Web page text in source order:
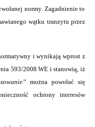
normy. Zagadnienie to
wątku tranzytu przez
i wynikają wprost z
593/2008 WE i stanowią, iż
można powołać się
ochrony interesów